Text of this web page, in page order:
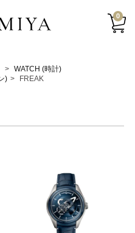
0
WATCH (時計)
)
FREAK